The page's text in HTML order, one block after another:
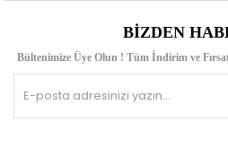
BIZDEN
Bültenimize Üye Olun ! Tüm İndirim ve